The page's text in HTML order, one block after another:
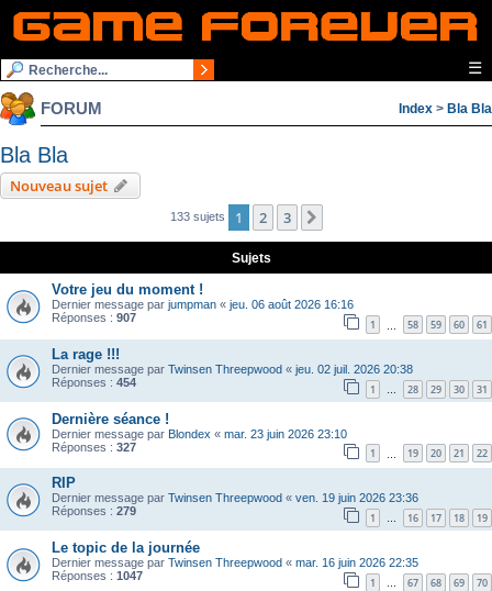
☰
FORUM Index > Bla Bla
Bla Bla
Nouveau sujet
133 sujets 1 2 3
Sujets
Votre jeu du moment !
Dernier message par jumpman « jeu. 06 août 2026 16:16
Réponses : 907 1 58 59 60 61
La rage !!!
Dernier message par Twinsen Threepwood « jeu. 02 juil. 2026 20:38
Réponses : 454 1 … 28 29 30 31
Dernière séance !
Dernier message par Blondex « mar. 23 juin 2026 23:10
Réponses : 327 1 19 20 21 22
RIP
Dernier message par Twinsen Threepwood « ven. 19 juin 2026 23:36
Réponses : 279 1 … 16 17 18 19
Le topic de la journée
Dernier message par Twinsen Threepwood « mar. 16 juin 2026 22:35
Réponses : 1047 1 … 67 68 69 70